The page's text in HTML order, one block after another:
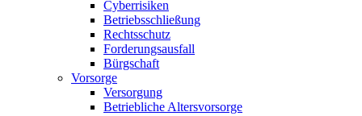
Cyberrisiken
Betriebsschließung
Rechtsschutz
Forderungsausfall
Bürgschaft
Vorsorge
Versorgung
Betriebliche Altersvorsorge